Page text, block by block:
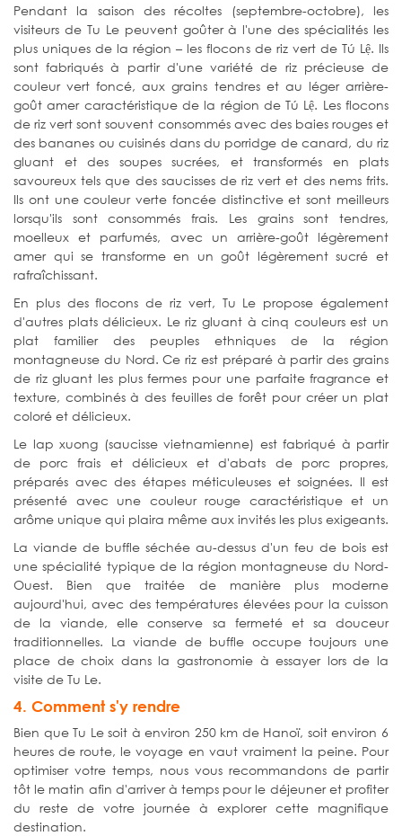
Pendant la saison des récoltes (septembre-octobre), les
visiteurs de Tu Le peuvent goûter à l'une des spécialités les
plus uniques de la région – les flocons de riz vert de Tú Lệ. Ils
sont fabriqués à partir d'une variété de riz précieuse de
couleur vert foncé, aux grains tendres et au léger arrière-
goût amer caractéristique de la région de Tú Lệ. Les flocons
de riz vert sont souvent consommés avec des baies rouges et
des bananes ou cuisinés dans du porridge de canard, du riz
gluant et des soupes sucrées, et transformés en plats
savoureux tels que des saucisses de riz vert et des nems frits.
Ils ont une couleur verte foncée distinctive et sont meilleurs
lorsqu'ils sont consommés frais. Les grains sont tendres,
moelleux et parfumés, avec un arrière-goût légèrement
amer qui se transforme en un goût légèrement sucré et
rafraîchissant.
En plus des flocons de riz vert, Tu Le propose également
d'autres plats délicieux. Le riz gluant à cinq couleurs est un
plat familier des peuples ethniques de la région
montagneuse du Nord. Ce riz est préparé à partir des grains
de riz gluant les plus fermes pour une parfaite fragrance et
texture, combinés à des feuilles de forêt pour créer un plat
coloré et délicieux.
Le lap xuong (saucisse vietnamienne) est fabriqué à partir
de porc frais et délicieux et d'abats de porc propres,
préparés avec des étapes méticuleuses et soignées. Il est
présenté avec une couleur rouge caractéristique et un
arôme unique qui plaira même aux invités les plus exigeants.
La viande de buffle séchée au-dessus d'un feu de bois est
une spécialité typique de la région montagneuse du Nord-
Ouest. Bien que traitée de manière plus moderne
aujourd'hui, avec des températures élevées pour la cuisson
de la viande, elle conserve sa fermeté et sa douceur
traditionnelles. La viande de buffle occupe toujours une
place de choix dans la gastronomie à essayer lors de la
visite de Tu Le.
4. Comment s'y rendre
Bien que Tu Le soit à environ 250 km de Hanoï, soit environ 6
heures de route, le voyage en vaut vraiment la peine. Pour
optimiser votre temps, nous vous recommandons de partir
tôt le matin afin d'arriver à temps pour le déjeuner et profiter
du reste de votre journée à explorer cette magnifique
destination.